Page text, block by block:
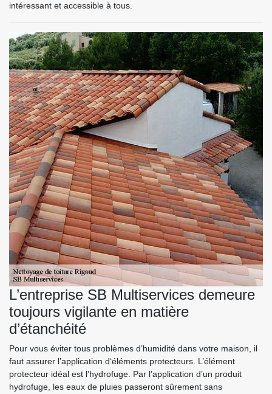
intéressant et accessible à tous.
L’entreprise SB Multiservices demeure
toujours vigilante en matière
d’étanchéité
Pour vous éviter tous problèmes d’humidité dans votre maison, il
faut assurer l’application d‘éléments protecteurs. L’élément
protecteur idéal est l’hydrofuge. Par l’application d’un produit
hydrofuge, les eaux de pluies passeront sûrement sans